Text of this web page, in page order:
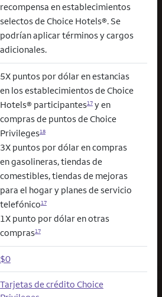
recompensa en establecimientos
selectos de Choice Hotels®. Se
podrían aplicar términos y cargos
adicionales.
5X puntos por dólar en estancias
en los establecimientos de Choice
Hotels® participantes17y en
compras de puntos de Choice
Privileges18
3X puntos por dólar en compras
en gasolineras, tiendas de
comestibles, tiendas de mejoras
para el hogar y planes de servicio
telefónico17
1X punto por dólar en otras
compras17
$0
Tarjetas de crédito Choice